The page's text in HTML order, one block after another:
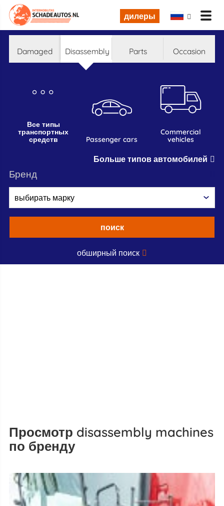
дилеры
damaged disassembly parts occasion
все типы
транспортных
средств
passenger cars
commercial
vehicles
Больше типов автомобилей
бренд
поиск
обширный поиск
Просмотр disassembly machines
по бренду